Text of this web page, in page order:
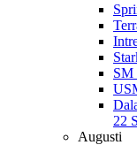
SM
22
Augusti